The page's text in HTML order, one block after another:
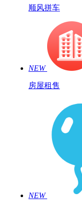
顺风拼车
NEW
房屋租售
NEW